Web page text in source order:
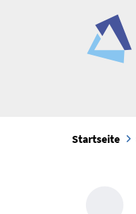
Startseite